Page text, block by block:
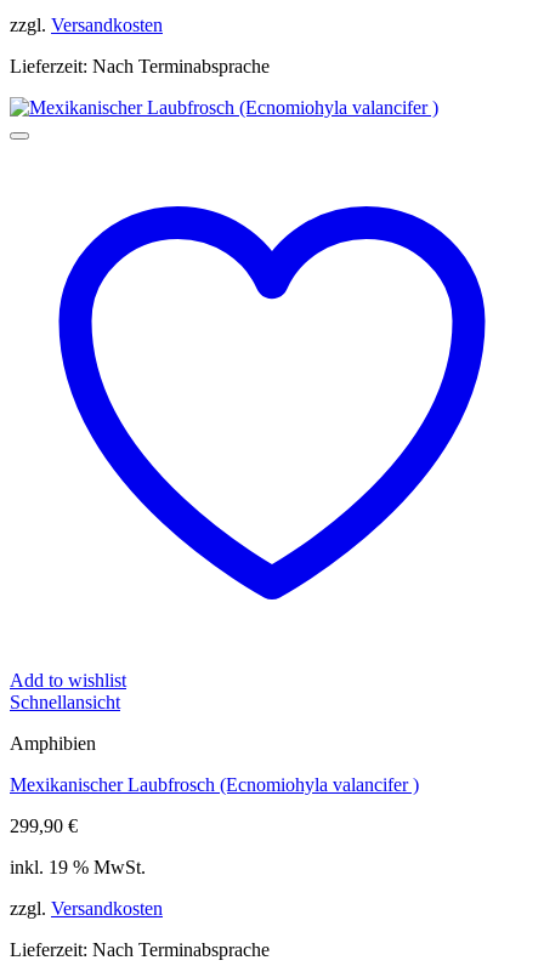
zzgl. Versandkosten
Lieferzeit: Nach Terminabsprache
Add to wishlist
Schnellansicht
Amphibien
Mexikanischer Laubfrosch (Ecnomiohyla valancifer )
299,90 €
inkl. 19 % MwSt.
zzgl. Versandkosten
Lieferzeit: Nach Terminabsprache